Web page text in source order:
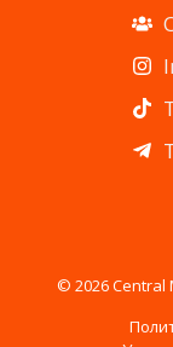
© 2026 Central